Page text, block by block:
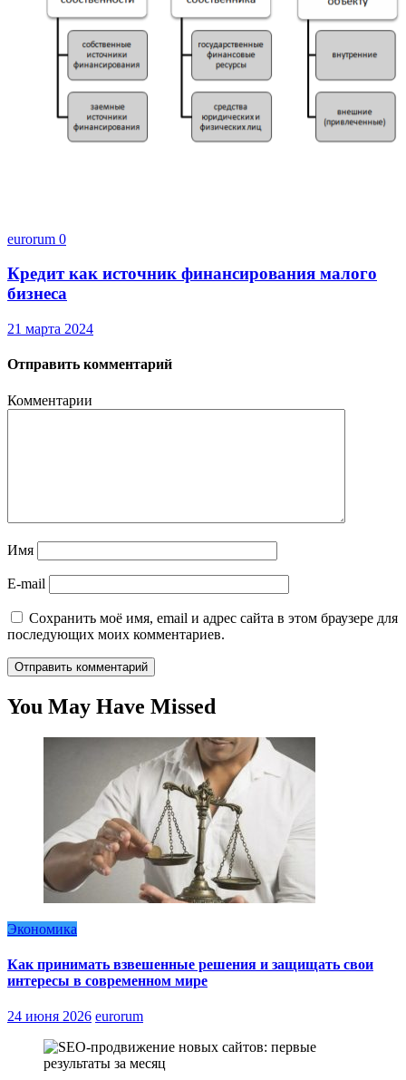
eurorum 0
Кредит как источник финансирования малого
бизнеса
21 марта 2024
Отправить комментарий
Комментарии
Имя
E-mail
Сохранить моё имя, email и адрес сайта в этом браузере для
последующих моих комментариев.
You May Have Missed
Экономика
Как принимать взвешенные решения и защищать свои
интересы в современном мире
24 июня 2026 eurorum